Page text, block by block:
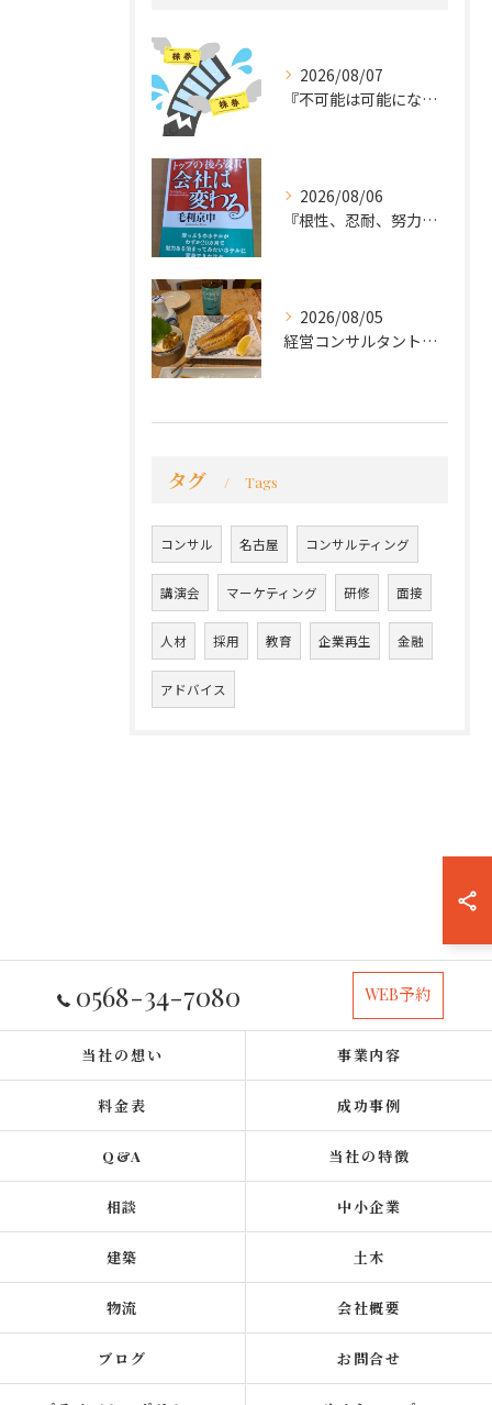
2026/08/07
『不可能は可能になる』
2026/08/06
『根性、忍耐、努力という言葉は死語なのか』
2026/08/05
経営コンサルタントのモーちゃん・毛利京申です。
タグ Tags
コンサル 名古屋 コンサルティング
講演会 マーケティング 研修 面接
人材 採用 教育 企業再生 金融
アドバイス
0568-34-7080 WEB予約
当社の想い 事業内容
料金表 成功事例
Q&A 当社の特徴
相談 中小企業
建築 土木
物流 会社概要
ブログ お問合せ